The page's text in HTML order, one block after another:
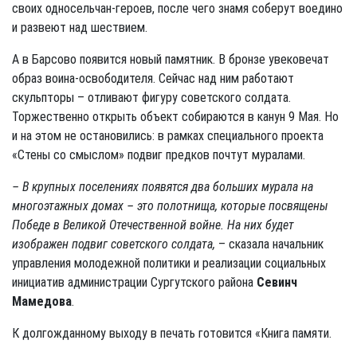
своих односельчан-героев, после чего знамя соберут воедино
и развеют над шествием.
А в Барсово появится новый памятник. В бронзе увековечат
образ воина-освободителя. Сейчас над ним работают
скульпторы – отливают фигуру советского солдата.
Торжественно открыть объект собираются в канун 9 Мая. Но
и на этом не остановились: в рамках специального проекта
«Стены со смыслом» подвиг предков почтут муралами.
– В крупных поселениях появятся два больших мурала на
многоэтажных домах – это полотнища, которые посвящены
Победе в Великой Отечественной войне. На них будет
изображен подвиг советского солдата, – сказала начальник
управления молодежной политики и реализации социальных
инициатив администрации Сургутского района Севинч
Мамедова.
К долгожданному выходу в печать готовится «Книга памяти.